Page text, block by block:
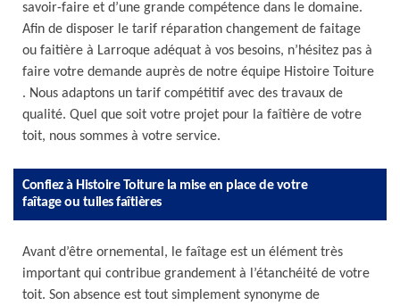
savoir-faire et d’une grande compétence dans le domaine.
Afin de disposer le tarif réparation changement de faitage
ou faitière à Larroque adéquat à vos besoins, n’hésitez pas à
faire votre demande auprès de notre équipe Histoire Toiture
. Nous adaptons un tarif compétitif avec des travaux de
qualité. Quel que soit votre projet pour la faîtière de votre
toit, nous sommes à votre service.
Confiez à Histoire Toiture la mise en place de votre
faîtage ou tuiles faîtières
Avant d’être ornemental, le faîtage est un élément très
important qui contribue grandement à l’étanchéité de votre
toit. Son absence est tout simplement synonyme de